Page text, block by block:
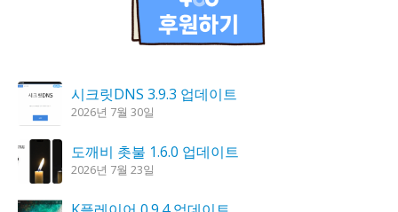
시크릿DNS 3.9.3 업데이트
2026년 7월 30일
도깨비 촛불 1.6.0 업데이트
2026년 7월 23일